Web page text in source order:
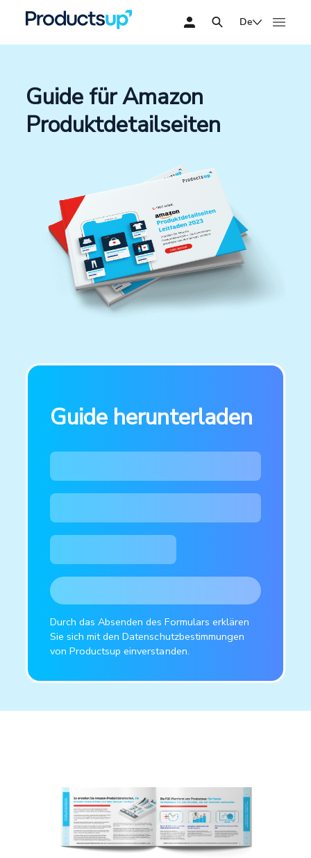
De
Guide für Amazon
Produktdetailseiten
Guide herunterladen
Durch das Absenden des Formulars erklären
Sie sich mit den Datenschutzbestimmungen
von Productsup einverstanden.